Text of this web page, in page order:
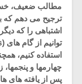
مطالب ضعیف،
ترجیح می دهم که
اشتباهی را که
استفاده کنیم،
چهارمها و
پس از یافته های